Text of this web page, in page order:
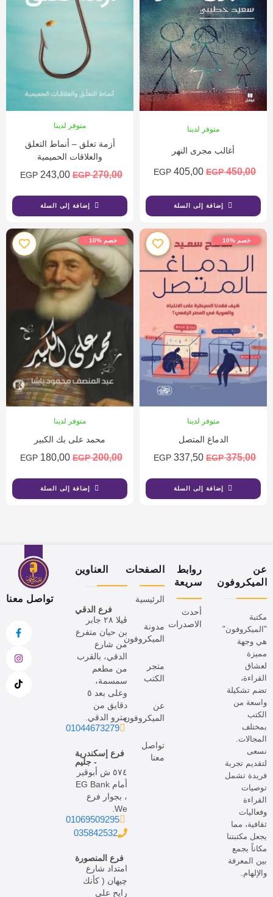
متوفر لدينا
أغالب مجرى النهر
450,00
EGP
405,00
EGP
إضافة إلى السلة
متوفر لدينا
أزمة تعلق – أنماط التعلق
والعلاقات الحميمية
270,00
EGP
243,00
EGP
إضافة إلى السلة
خصم %10
متوفر لدينا
الدماغ المتصل
375,00
EGP
337,50
EGP
إضافة إلى السلة
خصم %10
متوفر لدينا
محمد على بك الكبير
200,00
EGP
180,00
EGP
إضافة إلى السلة
عن
الميكروفون
مكتبة
"الميكروفون"
هي وجهة
مميزة
لعشاق
القراءة،
تضم تشكيلة
واسعة من
الكتب
بمختلف
المجالات.
نسعى
لتقديم تجربة
فريدة تشمل
توصيات
القراءة
وفعاليات
ثقافية، مما
يجعل مكتبتنا
مكاناً يجمع
بين المعرفة
والإلهام.
روابط
سريعة
أحدث
الاصدرات
الصفحات
الرئيسية
مدونة
الميكروفون
متجر
الكتب
عن
الميكروفون
تواصل
معنا
العناوين
فرع الدقي
ڤيلا ٢٨ جابر
بن حيان متفرع
من شارع
الدقي، بالقرب
من مطعم
سمسمة،
وعلى بعد ٥
دقايق من
مترو الدقي.
01044673279
فرع إسكندرية
- جليم
٥٧٤ ش أبوقير
أمام EG Bank
، بجوار فرع
We.
01069509295
035842532
فرع المنصورة
امتداد شارع
چيهان ( كأنك
رايح على
تواصل معنا